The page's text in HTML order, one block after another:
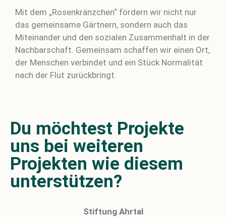
Mit dem „Rosenkränzchen“ fördern wir nicht nur
das gemeinsame Gärtnern, sondern auch das
Miteinander und den sozialen Zusammenhalt in der
Nachbarschaft. Gemeinsam schaffen wir einen Ort,
der Menschen verbindet und ein Stück Normalität
nach der Flut zurückbringt.
Du möchtest Projekte
uns bei weiteren
Projekten wie diesem
unterstützen?
Stiftung Ahrtal